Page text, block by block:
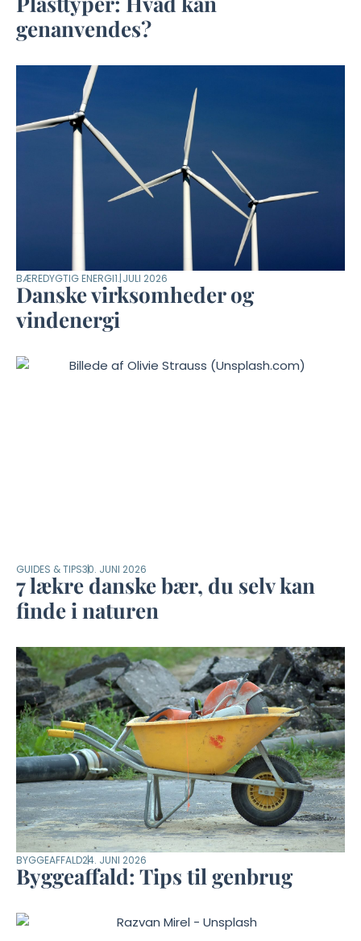
genanvendes?
BÆREDYGTIG ENERGI1. JULI 2026
Danske virksomheder og
vindenergi
GUIDES & TIPS30. JUNI 2026
7 lækre danske bær, du selv kan
finde i naturen
BYGGEAFFALD24. JUNI 2026
Byggeaffald: Tips til genbrug